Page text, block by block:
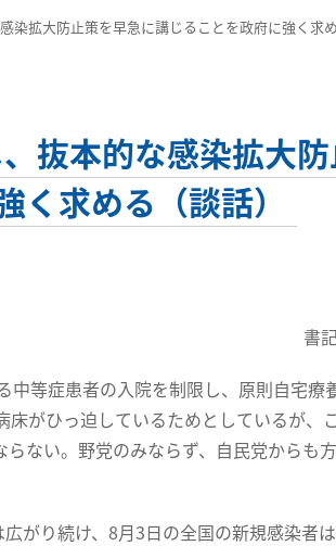
拡大防止策を早急に講じることを政府に強く求め
抜本的な感染拡大
求める（談話）
書
等症患者の入院を制限し、原則自宅療
がひっ迫しているためとしているが、
ない。野党のみならず、自民党からも
がり続け、8月3日の全国の新規感染者